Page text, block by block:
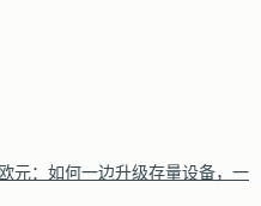
元：如何一边升级存量设备，一